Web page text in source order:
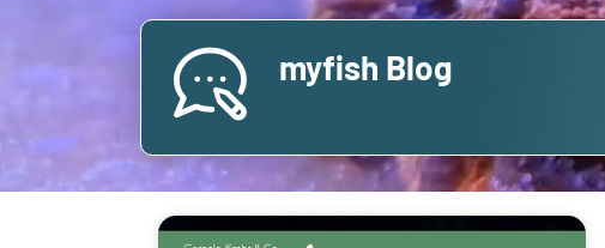
myfish Blog